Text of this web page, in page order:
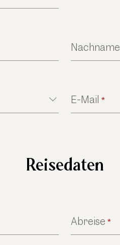
Nachname
E-Mail *
Reisedaten
Abreise *